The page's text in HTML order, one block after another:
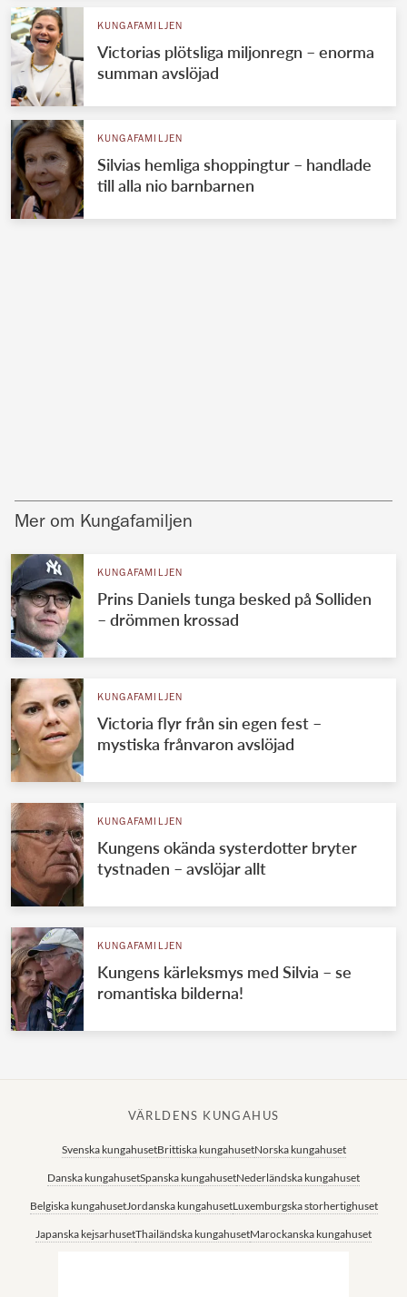
KUNGAFAMILJEN
Victorias plötsliga miljonregn – enorma
summan avslöjad
KUNGAFAMILJEN
Silvias hemliga shoppingtur – handlade
till alla nio barnbarnen
Mer om Kungafamiljen
KUNGAFAMILJEN
Prins Daniels tunga besked på Solliden
– drömmen krossad
KUNGAFAMILJEN
Victoria flyr från sin egen fest –
mystiska frånvaron avslöjad
KUNGAFAMILJEN
Kungens okända systerdotter bryter
tystnaden – avslöjar allt
KUNGAFAMILJEN
Kungens kärleksmys med Silvia – se
romantiska bilderna!
VÄRLDENS KUNGAHUS
Svenska kungahusetBrittiska kungahusetNorska kungahuset
Danska kungahusetSpanska kungahusetNederländska kungahuset
Belgiska kungahusetJordanska kungahusetLuxemburgska storhertighuset
Japanska kejsarhusetThailändska kungahusetMarockanska kungahuset